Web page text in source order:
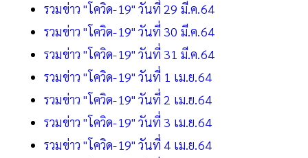
รวมข่าว "โควิด-19" วันที่ 29 มี.ค.64
รวมข่าว "โควิด-19" วันที่ 30 มี.ค.64
รวมข่าว "โควิด-19" วันที่ 31 มี.ค.64
รวมข่าว "โควิด-19" วันที่ 1 เม.ย.64
รวมข่าว "โควิด-19" วันที่ 2 เม.ย.64
รวมข่าว "โควิด-19" วันที่ 3 เม.ย.64
รวมข่าว "โควิด-19" วันที่ 4 เม.ย.64